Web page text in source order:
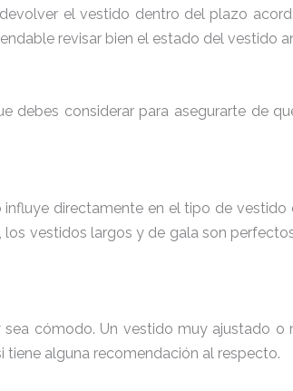
el vestido dentro del plazo
revisar bien el estado del vestido
debes considerar para asegurarte de
directamente en el tipo de vestido
vestidos largos y de gala son
cómodo. Un vestido muy ajustado o
tiene alguna recomendación al respecto.